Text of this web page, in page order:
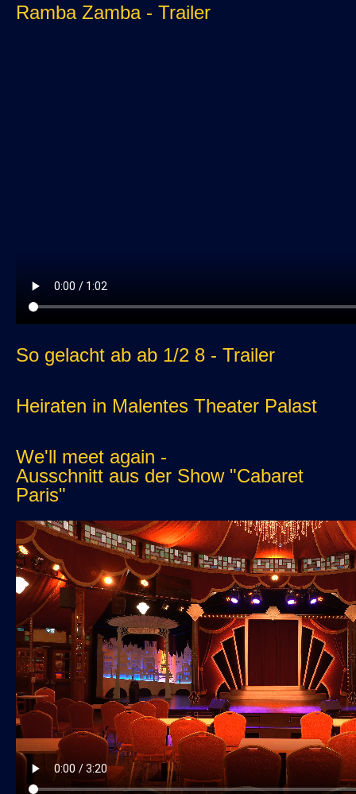
Ramba Zamba - Trailer
So gelacht ab ab 1/2 8 - Trailer
Heiraten in Malentes Theater Palast
We'll meet again -
Ausschnitt aus der Show "Cabaret
Paris"